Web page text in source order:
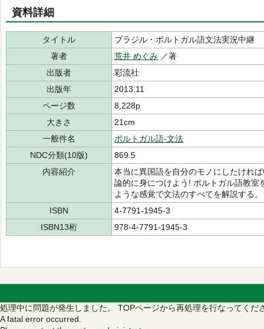
資料詳細
タイトル
ブラジル・ポルトガル語文法実況中継
著者
荒井 めぐみ ／著
出版者
彩流社
出版年
2013.11
ページ数
8,228p
大きさ
21cm
一般件名
ポルトガル語-文法
NDC分類(10版)
869.5
内容紹介
本当に異国語を自分のモノにしたけれ
論的に身につけよう! ポルトガル語教
ような感覚で文法のすべてを解説する。
ISBN
4-7791-1945-3
ISBN13桁
978-4-7791-1945-3
処理中に問題が発生しました。 TOPページから再処理を行なってくだ
A fatal error occurred.